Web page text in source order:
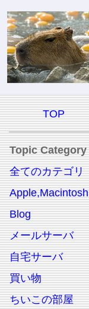
TOP
Topic Category
全てのカテゴリ
Apple,Macintosh
Blog
メールサーバ
自宅サーバ
買い物
ちいこの部屋